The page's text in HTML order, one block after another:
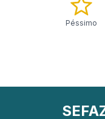
Péssimo